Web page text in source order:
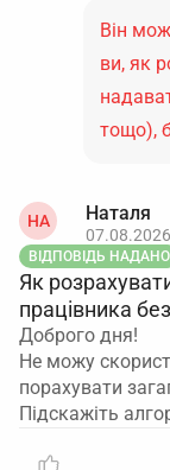
Він
ви, як
тощо),
НА Наталя
ВІДПОВІДЬ НАДАНО
Як
працівника
Доброго дня!
Не можу
порахувати
Підскажіть